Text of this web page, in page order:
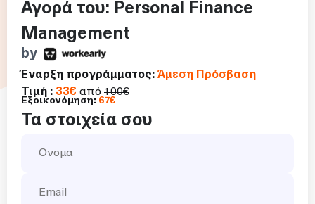
Αγορά του: Personal Finance
Management
by
Έναρξη προγράμματος: Άμεση Πρόσβαση
Τιμή : 33€ από 100€
Εξοικονόμηση: 67€
Τα στοιχεία σου